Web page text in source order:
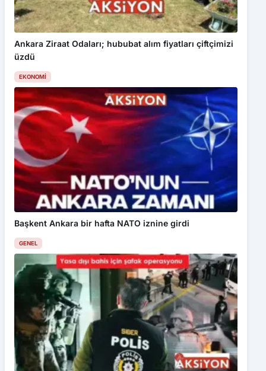
Ankara Ziraat Odaları; hububat alım fiyatları çiftçimizi
üzdü
EKONOMI
Başkent Ankara bir hafta NATO iznine girdi
GENEL